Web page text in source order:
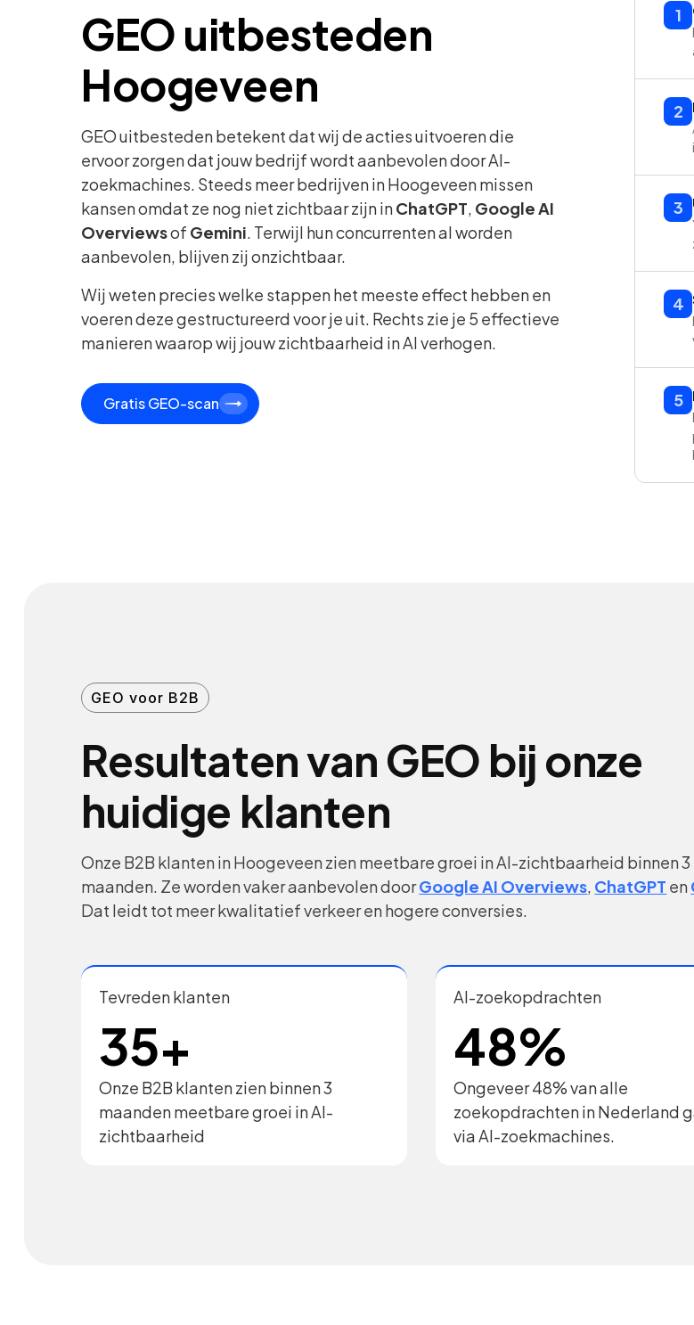
GEO uitbesteden
Hoogeveen
GEO uitbesteden betekent dat wij de acties uitvoeren die
ervoor zorgen dat jouw bedrijf wordt aanbevolen door AI-
zoekmachines. Steeds meer bedrijven in Hoogeveen missen
kansen omdat ze nog niet zichtbaar zijn inChatGPT Google AI
Overviewsof Gemini . Terwijl hun concurrenten al worden
aanbevolen, blijven zij onzichtbaar.
Wij weten precies welke stappen het meeste effect hebben en
voeren deze gestructureerd voor je uit. Rechts zie je 5 effectieve
manieren waarop wij jouw zichtbaarheid in AI verhogen.
Gratis GEO-scan
1
2
3
4
5
GEO voor B2B
Resultaten van GEO bij onze
huidige klanten
Onze B2B klanten in Hoogeveen zien meetbare groei in AI-zichtbaarheid binnen 3
maanden. Ze worden vaker aanbevolen doorGoogle AI Overviews ChatGPT en
Dat leidt tot meer kwalitatief verkeer en hogere conversies.
Tevreden klanten
35+
Onze B2B klanten zien binnen 3
maanden meetbare groei in AI-
zichtbaarheid
AI-zoekopdrachten
48%
Ongeveer 48% van alle
zoekopdrachten in Nederland
via AI-zoekmachines.